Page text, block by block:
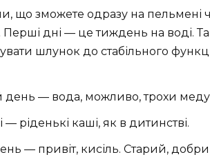
що зможете одразу на пельмені
Перші дні — це тиждень на воді.
шлунок до стабільного
— вода, можливо, трохи
— ріденькі каші, як в дитинстві.
— привіт, кисіль. Старий,